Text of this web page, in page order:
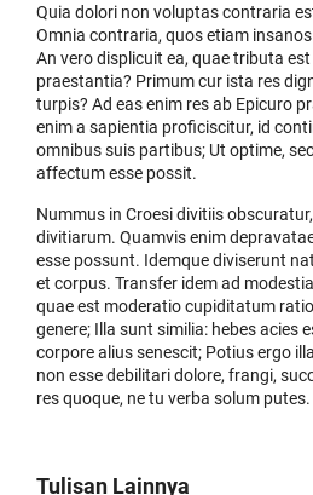
Quia dolori non voluptas contraria
Omnia contraria, quos etiam
An vero displicuit ea, quae tributa
praestantia? Primum cur ista res
turpis? Ad eas enim res ab Epicuro
enim a sapientia proficiscitur, id
omnibus suis partibus; Ut optime,
affectum esse possit.
Nummus in Croesi divitiis
divitiarum. Quamvis enim
esse possunt. Idemque diviserunt
et corpus. Transfer idem ad
quae est moderatio cupiditatum
genere; Illa sunt similia: hebes acies
corpore alius senescit; Potius ergo
non esse debilitari dolore, frangi,
res quoque, ne tu verba solum putes.
Tulisan Lainnya